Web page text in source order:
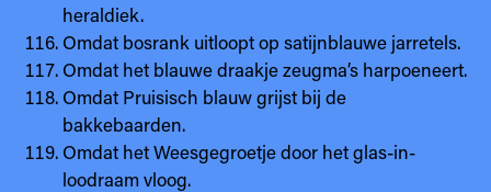
heraldiek.
Omdat bosrank uitloopt op satijnblauwe jarretels.
Omdat het blauwe draakje zeugma’s harpoeneert.
Omdat Pruisisch blauw grijst bij de
bakkebaarden.
Omdat het Weesgegroetje door het glas-in-
loodraam vloog.